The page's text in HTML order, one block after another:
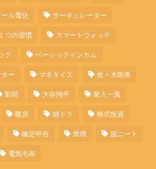
ール電化 サーキュレーター
つの習慣 スマートウォッチ
ク ベーシックインカム
ー マネタイズ 佐々木朗希
劉邦 大谷翔平 家入一真
暖房 朝ドラ 株式投資
確定申告 禁煙 脱ニート
電気毛布